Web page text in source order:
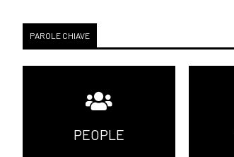
PAROLE CHIAVE
PEOPLE